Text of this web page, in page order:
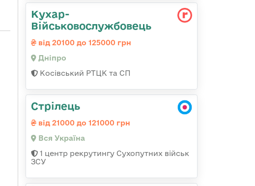
Кухар-
Військовослужбовець
від 20100 до 125000 грн
Дніпро
Косівський РТЦК та СП
Стрілець
від 21000 до 121000 грн
Вся Україна
1 центр рекрутингу Сухопутних військ
ЗСУ